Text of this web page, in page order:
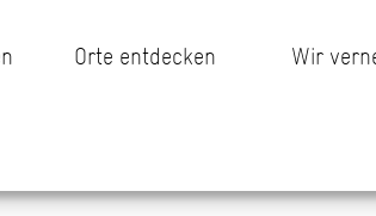
Orte entdecken Wir